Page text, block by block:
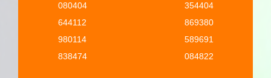
080404
644112
980114
838474
354404
869380
589691
084822